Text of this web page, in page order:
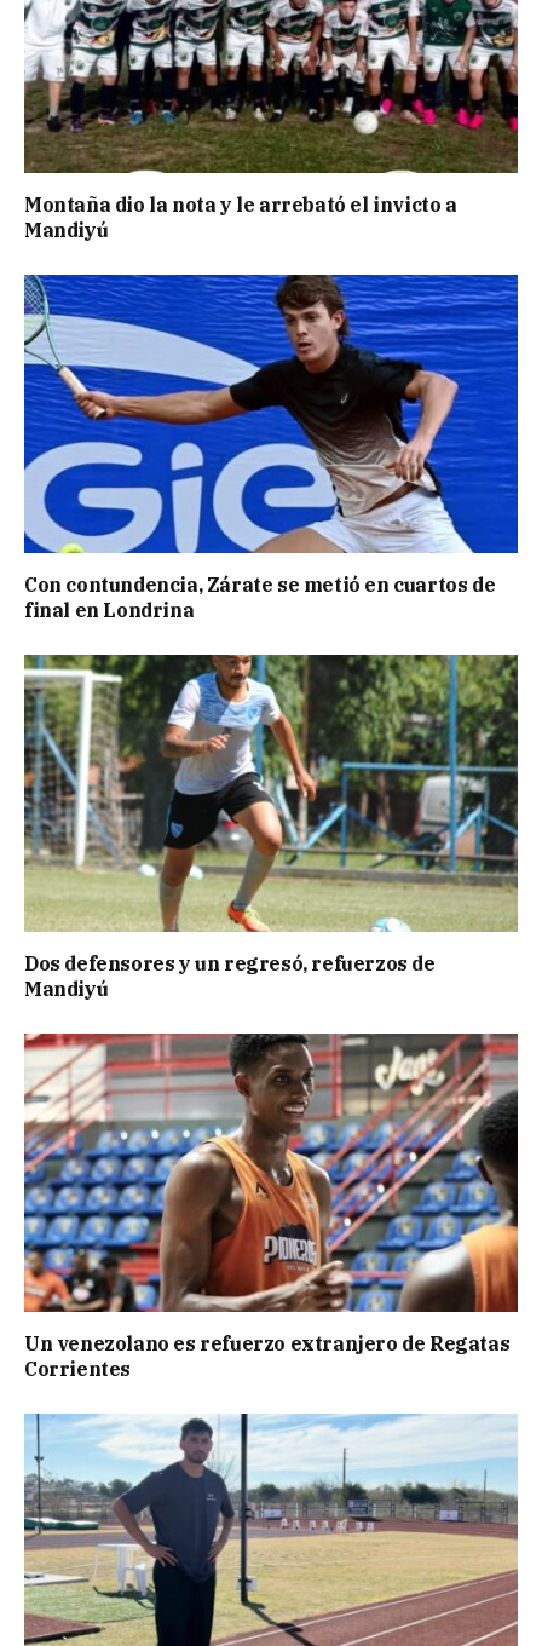
Montaña dio la nota y le arrebató el invicto a
Mandiyú
Con contundencia, Zárate se metió en cuartos de
final en Londrina
Dos defensores y un regresó, refuerzos de
Mandiyú
Un venezolano es refuerzo extranjero de Regatas
Corrientes